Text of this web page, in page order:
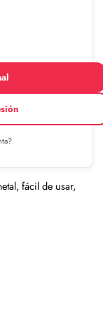
fácil de usar,